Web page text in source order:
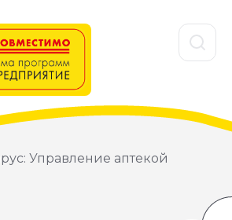
Управление аптекой